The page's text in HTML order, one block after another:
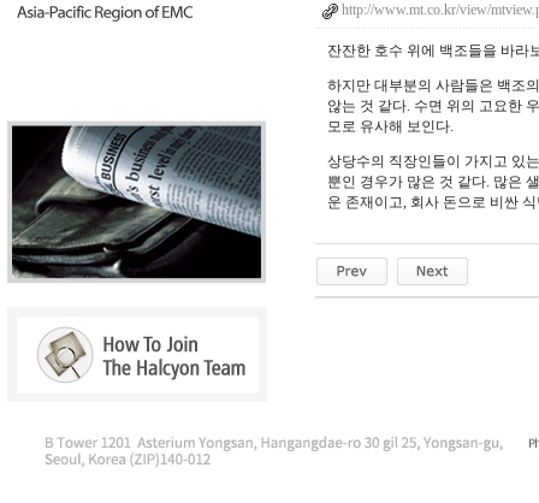
http://www.mt.co.kr/view/
잔잔한 호수 위에 백조들을 바라
하지만 대부분의 사람들은 백조
않는 것 같다. 수면 위의 고요한
모로 유사해 보인다.
상당수의 직장인들이 가지고 있
뿐인 경우가 많은 것 같다. 많은
운 존재이고, 회사 돈으로 비싼